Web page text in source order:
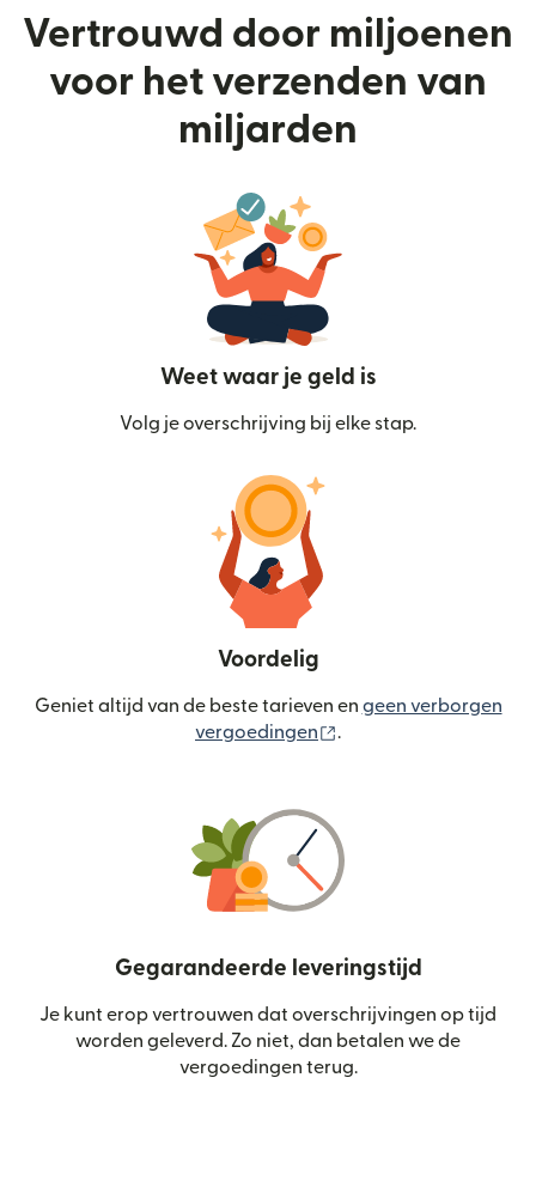
Vertrouwd door miljoenen
voor het verzenden van
miljarden
Weet waar je geld is
Volg je overschrijving bij elke stap.
Voordelig
Geniet altijd van de beste tarieven en geen verborgen
vergoedingen
.
Gegarandeerde leveringstijd
Je kunt erop vertrouwen dat overschrijvingen op tijd
worden geleverd. Zo niet, dan betalen we de
vergoedingen terug.